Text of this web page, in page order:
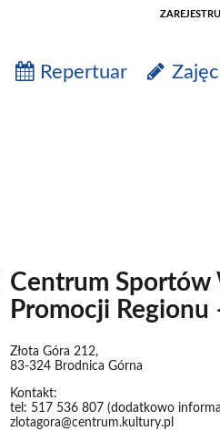
Repertuar
Centrum Sportów
Promocji Regionu
Złota Góra 212,
83-324 Brodnica Górna
Kontakt:
tel: 517 536 807 (dodatkowo
zlotagora@centrum.kultury.pl